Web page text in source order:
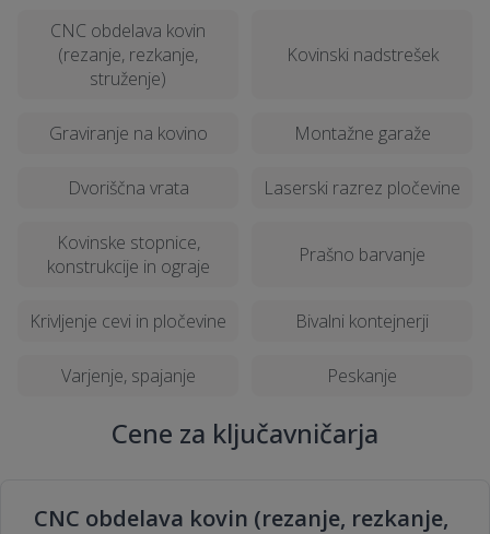
Kako izbrati pravega ponudnika za
obdelavo kovin in ključavničarstvo?
Ali se lahko CNC struženje in frezanje
uporabljata skupaj?
Kateri materiali so najpogosteje
obdelovani s peskanjem in prašnim
Kako dolgo traja postopek peskanja in
prašnega barvanja?
CNC obdelava kovin
(rezanje, rezkanje,
struženje)
Kovinski nadstrešek
Graviranje na kovino Montažne garaže
Dvoriščna vrata Laserski razrez pločevine
Kovinske stopnice,
konstrukcije in ograje
Prašno barvanje
Krivljenje cevi in pločevine Bivalni kontejnerji
Varjenje, spajanje Peskanje
Cene za ključavničarja
CNC obdelava kovin (rezanje, rezkanje,